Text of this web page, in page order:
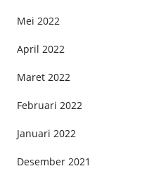
Mei 2022
April 2022
Maret 2022
Februari 2022
Januari 2022
Desember 2021